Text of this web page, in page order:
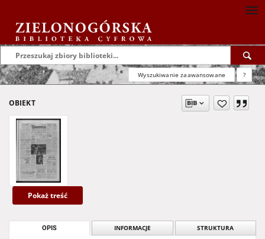
Wyszukiwanie zaawansowane ?
OBIEKT
Pokaż treść
OPIS INFORMACJE STRUKTURA